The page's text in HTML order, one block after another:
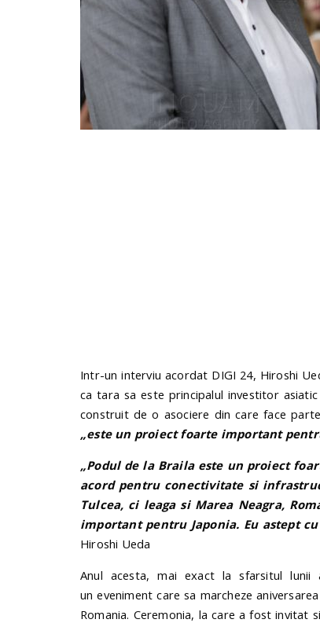
Intr-un interviu acordat DIGI 24, Hiroshi
ca tara sa este principalul investitor
construit de o asociere din care face
„este un proiect foarte important
„Podul de la Braila este un proiect
acord pentru conectivitate si
Tulcea, ci leaga si Marea Neagra,
important pentru Japonia. Eu astept
Hiroshi Ueda
Anul acesta, mai exact la sfarsitul lunii
un eveniment care sa marcheze
Romania. Ceremonia, la care a fost invitat